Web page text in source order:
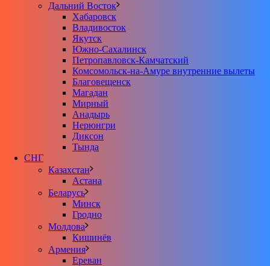
Дальний Восток
Хабаровск
Владивосток
Якутск
Южно-Сахалинск
Петропавловск-Камчатский
Комсомольск-на-Амуре внутренние вылеты
Благовещенск
Магадан
Мирный
Анадырь
Нерюнгри
Диксон
Тында
СНГ
Казахстан
Астана
Беларусь
Минск
Гродно
Молдова
Кишинёв
Армения
Ереван